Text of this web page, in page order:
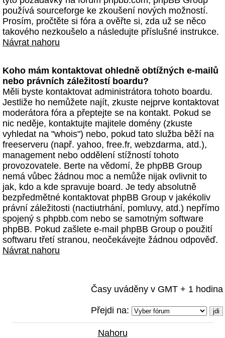
používá sourceforge ke zkoušení nových možností.
Prosím, pročtěte si fóra a ověřte si, zda už se něco
takového nezkoušelo a následujte příslušné instrukce.
Návrat nahoru
Koho mám kontaktovat ohledně obtížných e-mailů
nebo právních záležitostí boardu?
Měli byste kontaktovat administrátora tohoto boardu.
Jestliže ho nemůžete najít, zkuste nejprve kontaktovat
moderátora fóra a přeptejte se na kontakt. Pokud se
nic neděje, kontaktujte majitele domény (zkuste
vyhledat na "whois") nebo, pokud tato služba běží na
freeserveru (např. yahoo, free.fr, webzdarma, atd.),
management nebo oddělení stížností tohoto
provozovatele. Berte na vědomí, že phpBB Group
nemá vůbec žádnou moc a nemůže nijak ovlivnit to
jak, kdo a kde spravuje board. Je tedy absolutně
bezpředmětné kontaktovat phpBB Group v jakékoliv
právní záležitosti (nactiutrhání, pomluvy, atd.) nepřímo
spojený s phpbb.com nebo se samotným software
phpBB. Pokud zašlete e-mail phpBB Group o použití
softwaru třetí stranou, neočekávejte žádnou odpověď.
Návrat nahoru
Časy uváděny v GMT + 1 hodina
Přejdi na:
Nahoru